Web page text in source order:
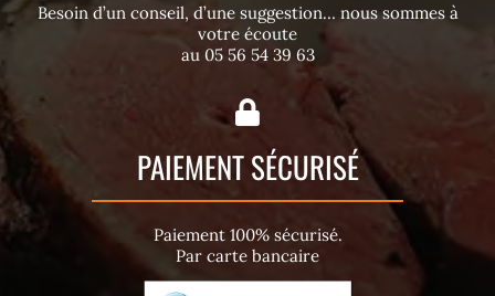
Besoin d’un conseil, d’une suggestion… nous sommes à
votre écoute
au 05 56 54 39 63
PAIEMENT SÉCURISÉ
Paiement 100% sécurisé.
Par carte bancaire